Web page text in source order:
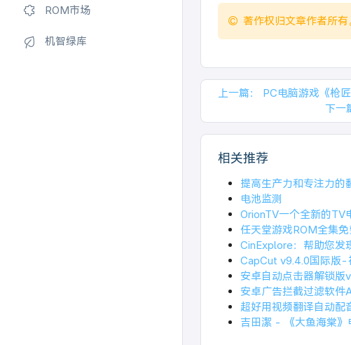
ROM市场
机智绿库
著作权归文章作者所有
上一篇：
PC电脑游戏《枪
下一
相关推荐
提高生产力和专注力的
电池监测
OrionTV一个全新的
任天堂游戏ROM全集
CinExplore：帮助您发
CapCut v9.4.0国际版-
安卓自动点击器解锁版
安卓广告拦截过滤软
超好用视频翻译自动配
吉田潔 - 《大鱼海棠》